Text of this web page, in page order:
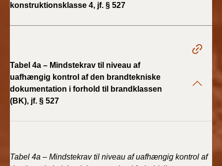
BR18 (1/1-30/6
2018)
konstruktionsklasse 4, jf. § 527
Tabel 4a – Mindstekrav til niveau af
uafhængig kontrol af den brandtekniske
dokumentation i forhold til brandklassen
(BK), jf. § 527
Tabel 4a – Mindstekrav til niveau af uafhængig kontrol af